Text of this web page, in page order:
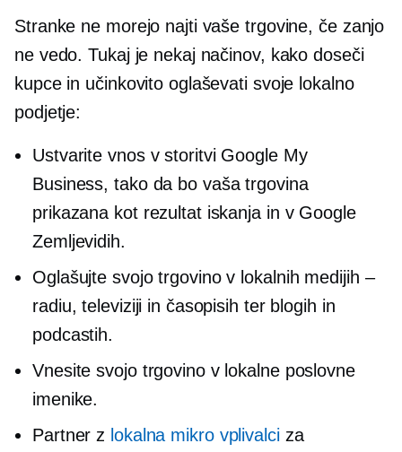
Stranke ne morejo najti vaše trgovine, če zanjo
ne vedo. Tukaj je nekaj načinov, kako doseči
kupce in učinkovito oglaševati svoje lokalno
podjetje:
Ustvarite vnos v storitvi Google My
Business, tako da bo vaša trgovina
prikazana kot rezultat iskanja in v Google
Zemljevidih.
Oglašujte svojo trgovino v lokalnih medijih –
radiu, televiziji in časopisih ter blogih in
podcastih.
Vnesite svojo trgovino v lokalne poslovne
imenike.
Partner z lokalna mikro vplivalciza